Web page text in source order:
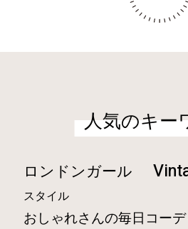
人気のキー
ロンドンガール
スタイル
おしゃれさんの毎日コー